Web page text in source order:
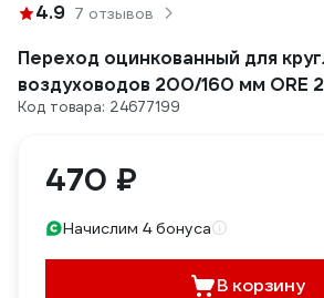
4.9 7 отзывов
Переход оцинкованный для
воздуховодов 200/160 мм
Код товара: 24677199
470 ₽
Начислим 4 бонуса
В корзину